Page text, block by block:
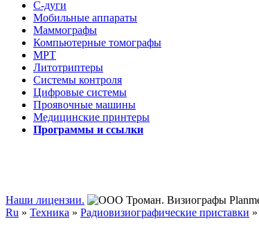
C-дуги
Мобильные аппараты
Маммографы
Компьютерные томографы
МРТ
Литотриптеры
Системы контроля
Цифровые системы
Проявочные машины
Медицинские принтеры
Программы и ссылки
Наши лицензии.
Ru » Техника » Радиовизиографические приставки »